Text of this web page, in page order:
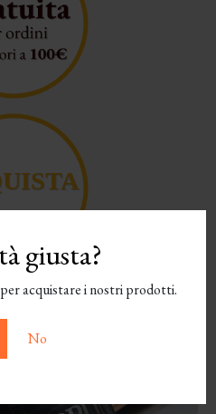
giusta?
acquistare i nostri prodotti.
No